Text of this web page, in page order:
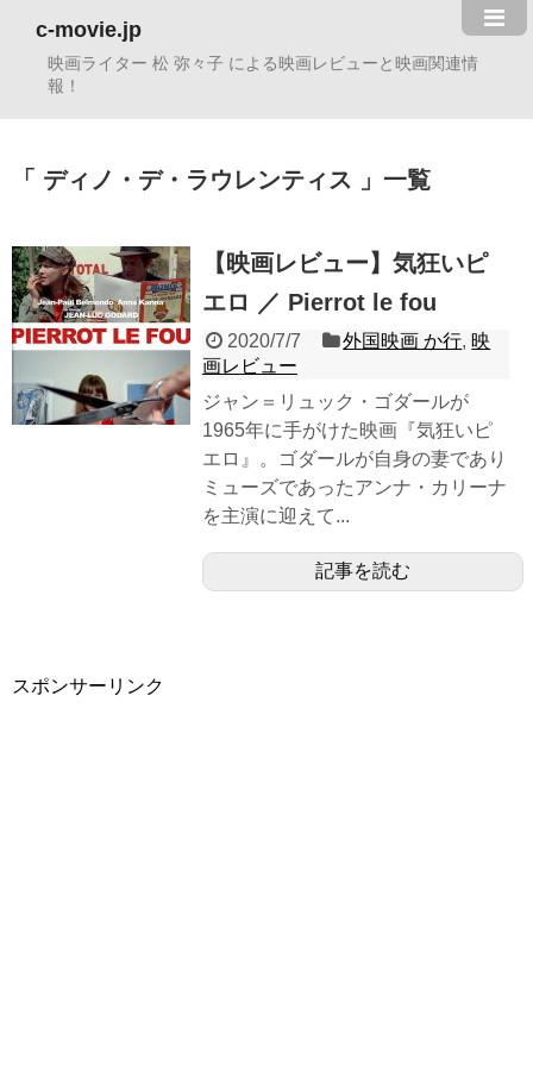
c-movie.jp
映画ライター 松 弥々子 による映画レビューと映画関連情
報！
ディノ・デ・ラウレンティス 一覧
【映画レビュー】気狂いピ
エロ ／ Pierrot le fou
2020/7/7 外国映画 か行, 映
画レビュー
ジャン＝リュック・ゴダールが
1965年に手がけた映画『気狂いピ
エロ』。ゴダールが自身の妻であり
ミューズであったアンナ・カリーナ
を主演に迎えて...
記事を読む
スポンサーリンク